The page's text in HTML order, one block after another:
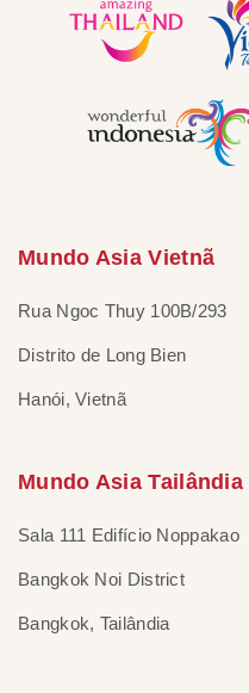
Mundo Asia Vietnã
Rua Ngoc Thuy 100B/293
Distrito de Long Bien
Hanói, Vietnã
Mundo Asia Tailândia
Sala 111 Edifício Noppakao
Bangkok Noi District
Bangkok, Tailândia